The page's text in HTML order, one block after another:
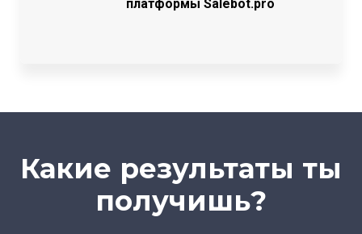
платформы Salebot.pro
Какие результаты ты
получишь?